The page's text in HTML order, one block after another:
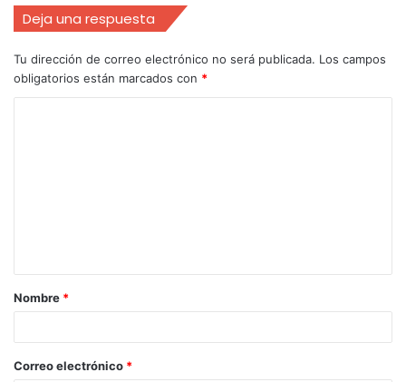
Deja una respuesta
Tu dirección de correo electrónico no será publicada. Los campos
obligatorios están marcados con *
Nombre *
Correo electrónico *